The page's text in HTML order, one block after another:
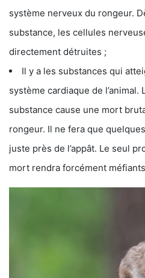
système nerveux du rongeur.
substance, les cellules
directement détruites ;
Il y a les substances qui
système cardiaque de l’animal.
substance cause une mort
rongeur. Il ne fera que
juste près de l’appât. Le seul
mort rendra forcément